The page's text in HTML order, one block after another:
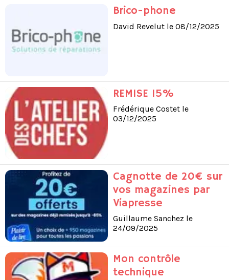
Brico-phone
David Revelut le 08/12/2025
REMISE 15%
Frédérique Costet le
03/12/2025
Cagnotte de 20€ sur
vos magazines par
Viapresse
Guillaume Sanchez le
24/09/2025
Mon contrôle
technique